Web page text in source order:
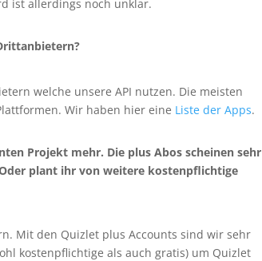
ist allerdings noch unklar.
welche unsere API nutzen. Die meisten
Wir haben hier eine Liste der Apps.
Projekt mehr. Die plus Abos scheinen sehr
plant ihr von weitere kostenpflichtige
Mit den Quizlet plus Accounts sind wir sehr
kostenpflichtige als auch gratis) um Quizlet